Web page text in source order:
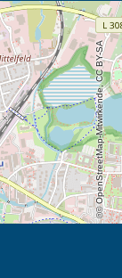
© OpenStreetMap-Mitwirkende, CC BY-SA